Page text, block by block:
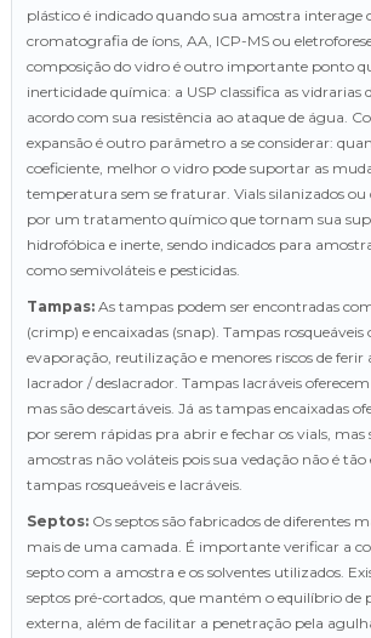
plástico é indicado quando sua amostra interage
cromatografia de íons, AA, ICP-MS ou
composição do vidro é outro importante ponto
inerticidade química: a USP classifica as vidrarias
acordo com sua resistência ao ataque de água.
expansão é outro parâmetro a se considerar:
coeficiente, melhor o vidro pode suportar as
temperatura sem se fraturar. Vials silanizados ou
por um tratamento químico que tornam sua
hidrofóbica e inerte, sendo indicados para
como semivoláteis e pesticidas.
Tampas: As tampas podem ser encontradas
(crimp) e encaixadas (snap). Tampas rosqueáveis
evaporação, reutilização e menores riscos de ferir
lacrador / deslacrador. Tampas lacráveis
mas são descartáveis. Já as tampas encaixadas
por serem rápidas pra abrir e fechar os vials, mas
amostras não voláteis pois sua vedação não é
tampas rosqueáveis e lacráveis.
Septos: Os septos são fabricados de diferentes
mais de uma camada. É importante verificar a
septo com a amostra e os solventes utilizados.
septos pré-cortados, que mantém o equilíbrio de
externa, além de facilitar a penetração pela